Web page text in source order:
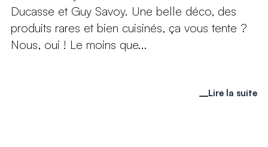
Ducasse et Guy Savoy. Une belle déco, des
produits rares et bien cuisinés, ça vous tente ?
Nous, oui ! Le moins que...
Lire la suite